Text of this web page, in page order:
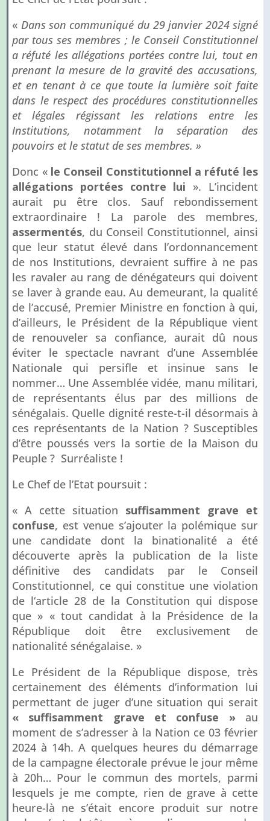
« Dans son communiqué du 29 janvier 2024 signé
par tous ses membres ; le Conseil Constitutionnel
a réfuté les allégations portées contre lui, tout en
prenant la mesure de la gravité des accusations,
et en tenant à ce que toute la lumière soit faite
dans le respect des procédures constitutionnelles
et légales
régissant les relations entre les
Institutions, notamment la séparation des
pouvoirs et le statut de ses membres. »
Donc « le Conseil Constitutionnel a réfuté les
allégations portées contre lui ». L’incident
aurait pu être clos. Sauf rebondissement
extraordinaire ! La parole des membres,
assermentés, du Conseil Constitutionnel, ainsi
que leur statut élevé dans l’ordonnancement
de nos Institutions, devraient suffire à ne pas
les ravaler au rang de dénégateurs qui doivent
se laver à grande eau. Au demeurant, la qualité
de l’accusé, Premier Ministre en fonction à qui,
d’ailleurs, le Président de la République vient
de renouveler sa confiance, aurait dû nous
éviter le spectacle navrant d’une Assemblée
Nationale qui persifle et insinue sans le
nommer… Une Assemblée vidée, manu militari,
de représentants élus par des millions de
sénégalais. Quelle dignité reste-t-il désormais à
ces représentants de la Nation ? Susceptibles
d’être poussés vers la sortie de la Maison du
Peuple ? Surréaliste !
Le Chef de l’Etat poursuit :
« A cette situation suffisamment grave et
confuse, est venue s’ajouter la polémique sur
une candidate dont la binationalité a été
découverte après la publication de la liste
définitive des candidats par le Conseil
Constitutionnel, ce qui constitue une violation
de l‘article 28 de la Constitution qui dispose
que » « tout candidat à la Présidence de la
République doit être exclusivement de
nationalité sénégalaise. »
Le Président de la République dispose, très
certainement des éléments d’information lui
permettant de juger d’une situation qui serait
« suffisamment grave et confuse » au
moment de s’adresser à la Nation ce 03 février
2024 à 14h. A quelques heures du démarrage
de la campagne électorale prévue le jour même
à 20h… Pour le commun des mortels, parmi
lesquels je me compte, rien de grave à cette
heure-là ne s’était encore produit sur notre